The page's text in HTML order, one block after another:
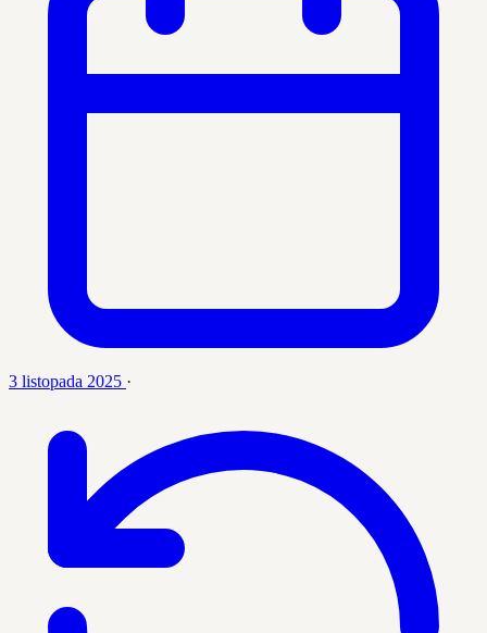
3 listopada 2025 ·